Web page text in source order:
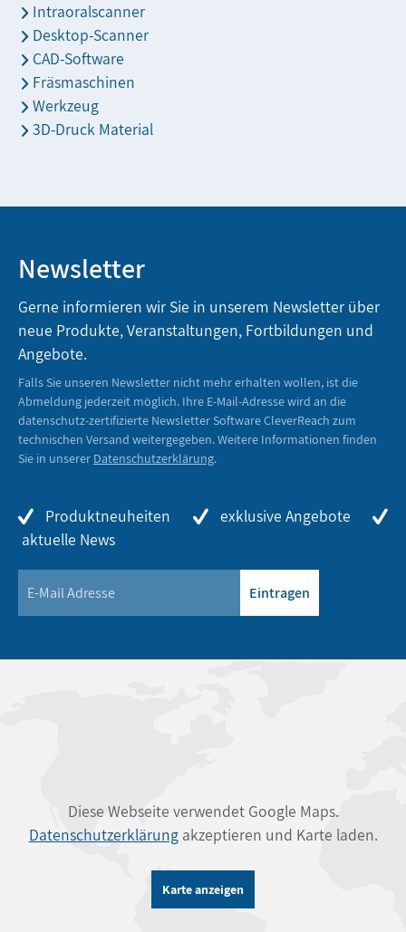
Intraoralscanner
Desktop-Scanner
CAD-Software
Fräsmaschinen
Werkzeug
3D-Druck Material
Newsletter
Gerne informieren wir Sie in unserem Newsletter über
neue Produkte, Veranstaltungen, Fortbildungen und
Angebote.
Falls Sie unseren Newsletter nicht mehr erhalten wollen, ist die
Abmeldung jederzeit möglich. Ihre E-Mail-Adresse wird an die
datenschutz-zertifizierte Newsletter Software CleverReach zum
technischen Versand weitergegeben. Weitere Informationen finden
Sie in unserer Datenschutzerklärung.
Produktneuheiten
exklusive Angebote
aktuelle News
Eintragen
Diese Webseite verwendet Google Maps.
Datenschutzerklärungakzeptieren und Karte laden.
Karte anzeigen